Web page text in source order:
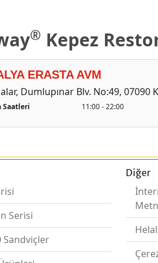
® Kepez
ERASTA AVM
Dumlupınar Blv. No:49, 07090
Saatleri 11:00 - 22:00
Serisi
Sandviçler
Diğer